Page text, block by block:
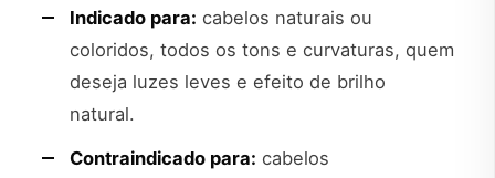
Indicado para: cabelos naturais ou
coloridos, todos os tons e curvaturas, quem
deseja luzes leves e efeito de brilho
natural.
Contraindicado para: cabelos